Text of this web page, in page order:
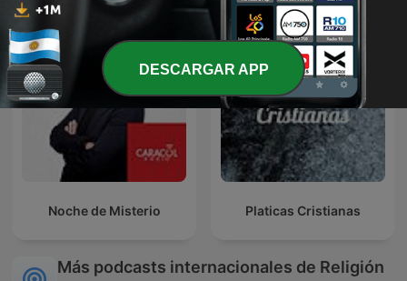
Noche de Misterio Platicas Cristianas
Más podcasts internacionales de Religión
DESCARGAR APP